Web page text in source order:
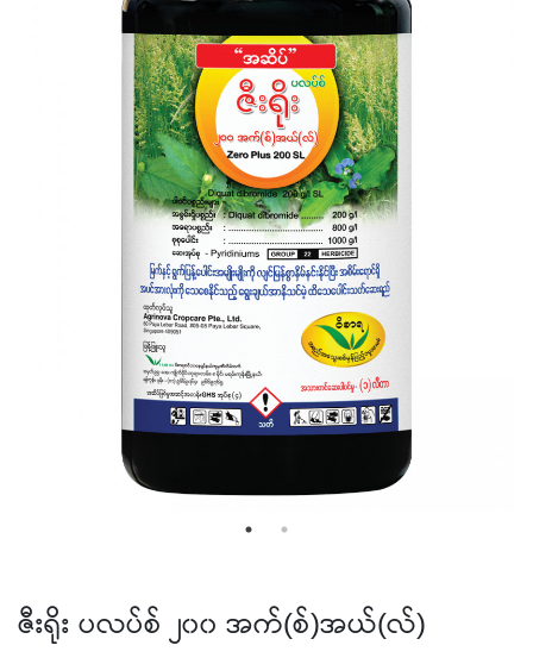
ဇီးရိုး ပလပ်စ် ၂၀၀ အက်(စ်)အယ်(လ်)